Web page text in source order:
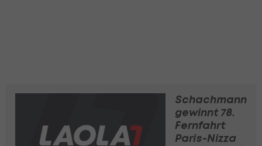
Schachmann
gewinnt 78.
Fernfahrt
Paris-Nizza